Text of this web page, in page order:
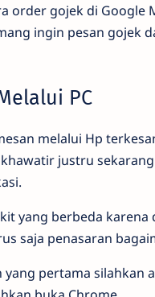
order gojek di
ingin pesan gojek
PC
melalui Hp
justru
yang berbeda
saja penasaran
pertama silahkan